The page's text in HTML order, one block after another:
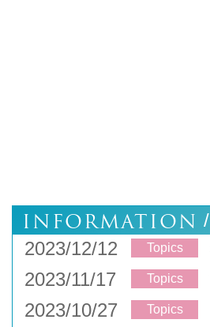
INFORMATION /
2023/12/12
Topics
2023/11/17
Topics
2023/10/27
Topics